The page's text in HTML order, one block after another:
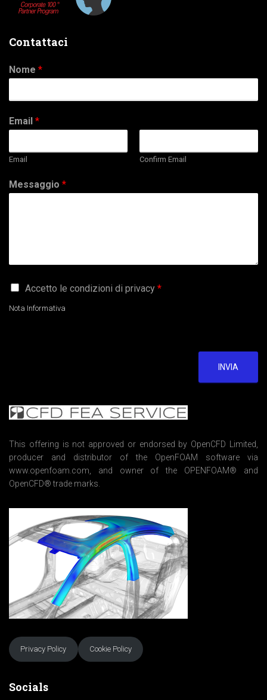
Contattaci
Nome *
Email *
Email Confirm Email
Messaggio *
G
P
e
n
*
Accetto le condizioni di privacy *
Nota Informativa
INVIA
This offering is not approved or endorsed by OpenCFD Limited,
producer and distributor of the OpenFOAM software via
www.openfoam.com, and owner of the OPENFOAM® and
OpenCFD® trade marks.
Privacy Policy Cookie Policy
Socials